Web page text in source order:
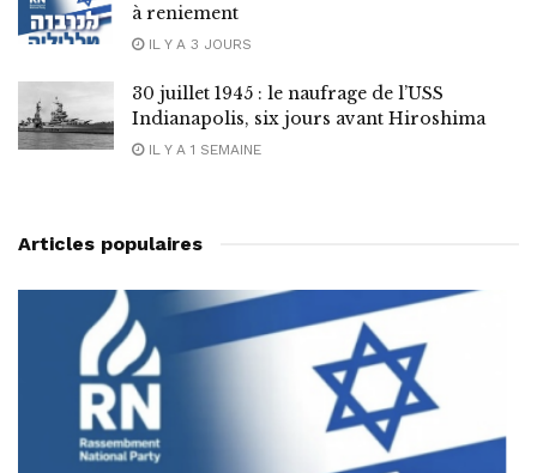
à reniement
IL Y A 3 JOURS
30 juillet 1945 : le naufrage de l’USS
Indianapolis, six jours avant Hiroshima
IL Y A 1 SEMAINE
Articles populaires